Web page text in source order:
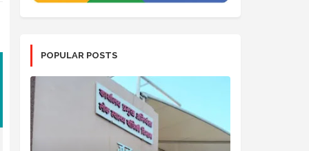
POPULAR POSTS